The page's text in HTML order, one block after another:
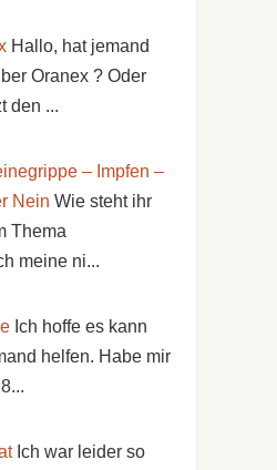
Hallo, hat jemand
Oranex ? Oder
den ...
– Impfen –
Nein Wie steht ihr
Thema
meine ni...
Ich hoffe es kann
helfen. Habe mir
Ich war leider so